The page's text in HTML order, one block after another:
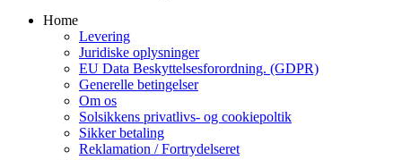
Home
Levering
Juridiske oplysninger
EU Data Beskyttelsesforordning. (GDPR)
Generelle betingelser
Om os
Solsikkens privatlivs- og cookiepoltik
Sikker betaling
Reklamation / Fortrydelseret